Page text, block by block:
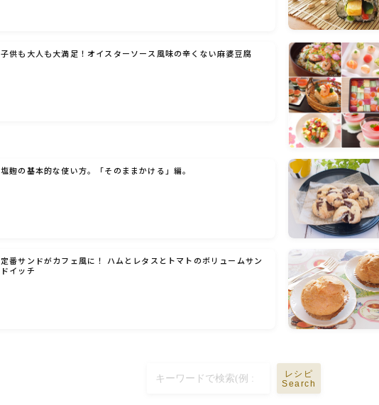
洋菓子 (冷菓)
マクロビスイーツ・自然派おやつ
パン・パンケーキ・スコーン・食事パイ・ケー
麺料理(パスタ・うどん・そうめん・春雨な
ハム・ベーコン・ソーセー・・スパム・チーズ
料理
子供も大人も大満足！オイスターソース風味の辛くない麻婆豆腐
塩麹の基本的な使い方。「そのままかける」編。
定番サンドがカフェ風に！ ハムとレタスとトマトのボリュームサン
ドイッチ
レシピ
Search